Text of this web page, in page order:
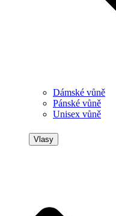
Dámské vůně
Pánské vůně
Unisex vůně
Vlasy